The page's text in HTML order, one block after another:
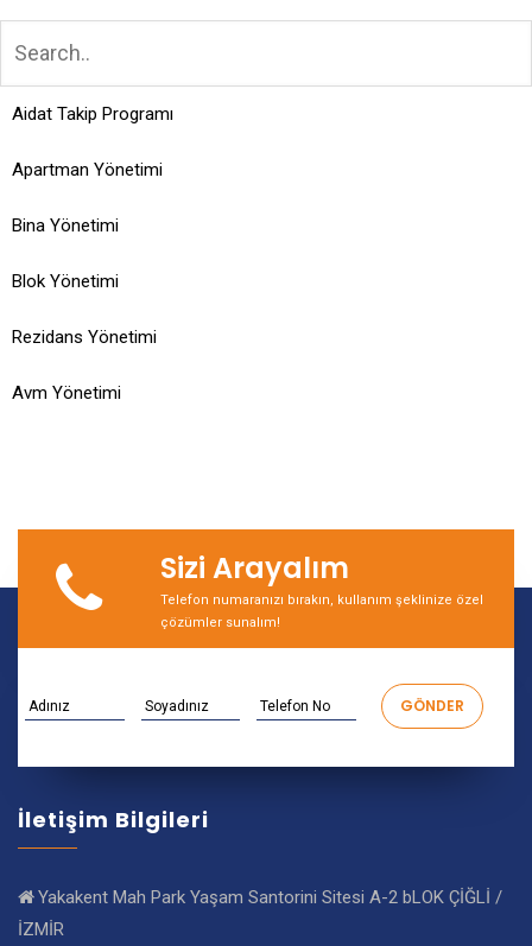
Aidat Takip Programı
Apartman Yönetimi
Bina Yönetimi
Blok Yönetimi
Rezidans Yönetimi
Avm Yönetimi
Sizi Arayalım
Telefon numaranızı bırakın, kullanım şeklinize özel
çözümler sunalım!
İletişim Bilgileri
Yakakent Mah Park Yaşam Santorini Sitesi A-2 bLOK ÇİĞLİ /
İZMİR